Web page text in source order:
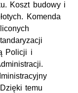
Koszt budowy i
Komenda
Policji i
temu